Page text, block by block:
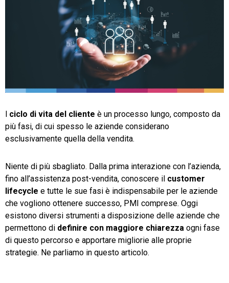
Financial Solutions
TeamSystem Store
ciclo di vita del cliente è un processo lungo, composto da
più fasi, di cui spesso le aziende considerano
esclusivamente quella della vendita.
Niente di più sbagliato. Dalla prima interazione con l’azienda,
fino all’assistenza post-vendita, conoscere il customer
lifecycle e tutte le sue fasi è indispensabile per le aziende
che vogliono ottenere successo, PMI comprese. Oggi
esistono diversi strumenti a disposizione delle aziende che
permettono di definire con maggiore chiarezza ogni fase
di questo percorso e apportare migliorie alle proprie
strategie. Ne parliamo in questo articolo.